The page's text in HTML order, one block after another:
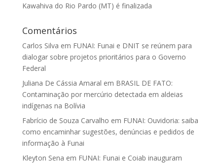
Kawahiva do Rio Pardo (MT) é finalizada
Comentários
Carlos Silva em FUNAI: Funai e DNIT se reúnem para
dialogar sobre projetos prioritários para o Governo
Federal
Juliana De Cássia Amaral em BRASIL DE FATO:
Contaminação por mercúrio detectada em aldeias
indígenas na Bolívia
Fabrício de Souza Carvalho em FUNAI: Ouvidoria: saiba
como encaminhar sugestões, denúncias e pedidos de
informação à Funai
Kleyton Sena em FUNAI: Funai e Coiab inauguram